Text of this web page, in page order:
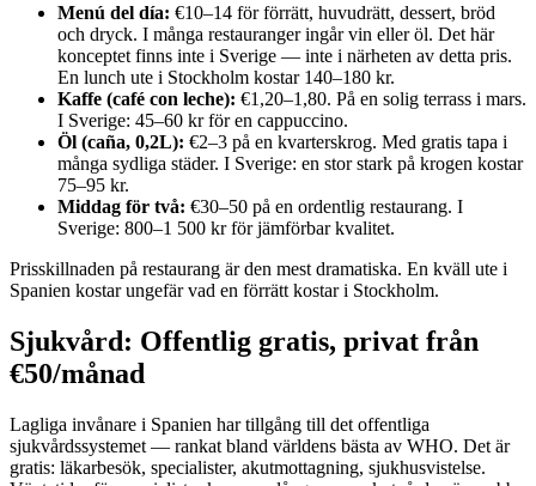
Menú del día: €10–14 för förrätt, huvudrätt, dessert, bröd
och dryck. I många restauranger ingår vin eller öl. Det här
konceptet finns inte i Sverige — inte i närheten av detta pris.
En lunch ute i Stockholm kostar 140–180 kr.
Kaffe (café con leche): €1,20–1,80. På en solig terrass i mars.
I Sverige: 45–60 kr för en cappuccino.
Öl (caña, 0,2L): €2–3 på en kvarterskrog. Med gratis tapa i
många sydliga städer. I Sverige: en stor stark på krogen kostar
75–95 kr.
Middag för två: €30–50 på en ordentlig restaurang. I
Sverige: 800–1 500 kr för jämförbar kvalitet.
Prisskillnaden på restaurang är den mest dramatiska. En kväll ute i
Spanien kostar ungefär vad en förrätt kostar i Stockholm.
Sjukvård: Offentlig gratis, privat från
€50/månad
Lagliga invånare i Spanien har tillgång till det offentliga
sjukvårdssystemet — rankat bland världens bästa av WHO. Det är
gratis: läkarbesök, specialister, akutmottagning, sjukhusvistelse.